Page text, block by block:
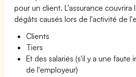
pour un client. L'assurance
dégâts causés lors de l'activité de
Clients
Tiers
Et des salariés (s'il y a une faute
de l'employeur)